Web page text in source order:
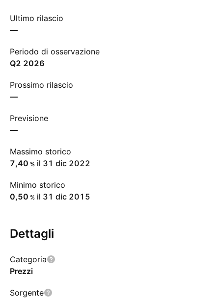
Ultimo rilascio
—
Periodo di osservazione
Q2 2026
Prossimo rilascio
—
Previsione
—
Massimo storico
7,40 % il 31 dic 2022
Minimo storico
0,50 % il 31 dic 2015
Dettagli
Categoria
Prezzi
Sorgente